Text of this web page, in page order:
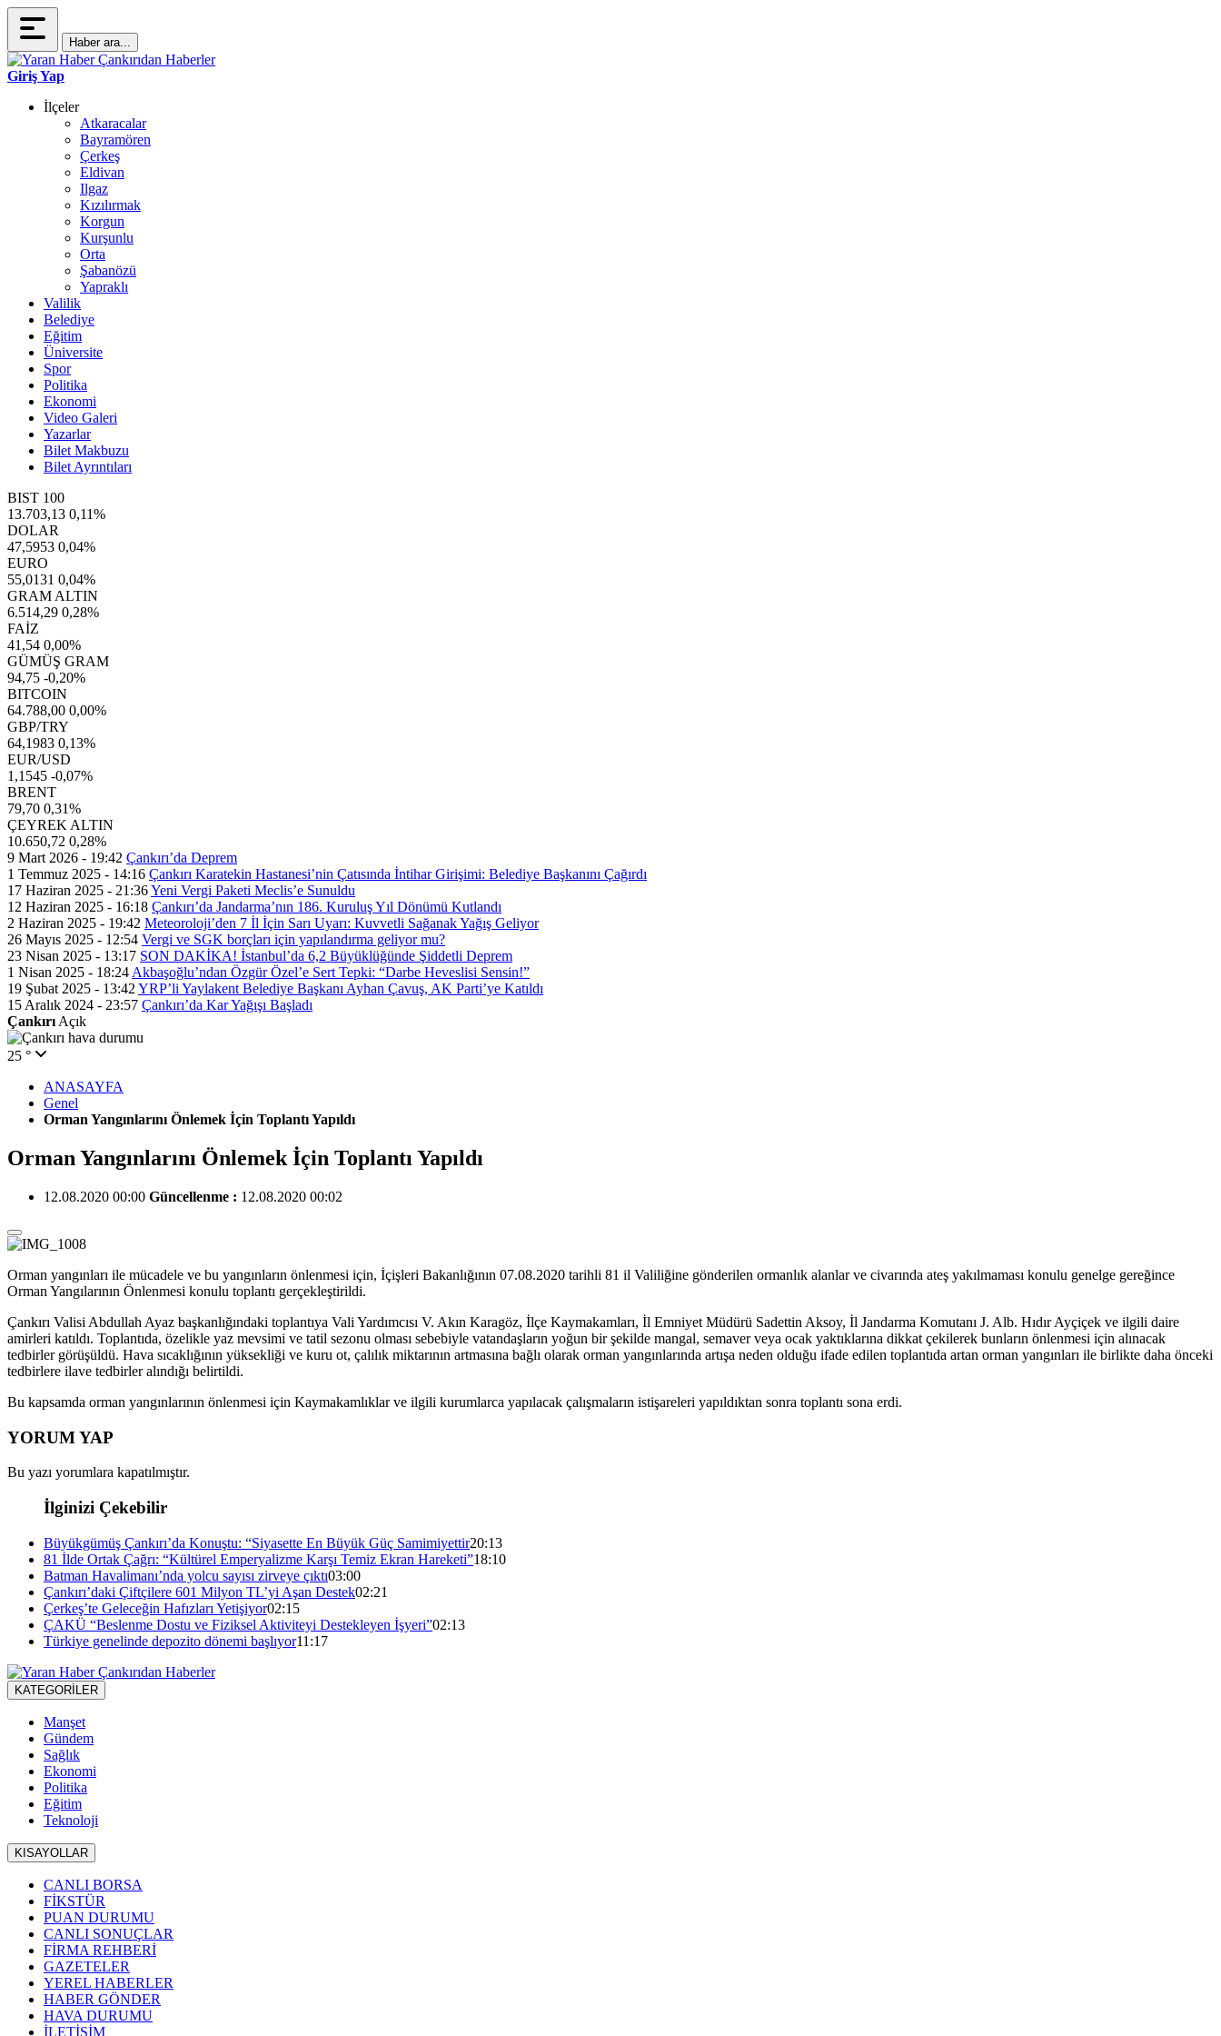
Haber ara...
Giriş Yap
İlçeler
Atkaracalar
Bayramören
Çerkeş
Eldivan
Ilgaz
Kızılırmak
Korgun
Kurşunlu
Orta
Şabanözü
Yapraklı
Valilik
Belediye
Eğitim
Üniversite
Spor
Politika
Ekonomi
Video Galeri
Yazarlar
Bilet Makbuzu
Bilet Ayrıntıları
BIST 100
13.703,13 0,11%
DOLAR
47,5953 0,04%
EURO
55,0131 0,04%
GRAM ALTIN
6.514,29 0,28%
FAİZ
41,54 0,00%
GÜMÜŞ GRAM
94,75 -0,20%
BITCOIN
64.788,00 0,00%
GBP/TRY
64,1983 0,13%
EUR/USD
1,1545 -0,07%
BRENT
79,70 0,31%
ÇEYREK ALTIN
10.650,72 0,28%
9 Mart 2026 - 19:42 Çankırı’da Deprem
1 Temmuz 2025 - 14:16 Çankırı Karatekin Hastanesi’nin Çatısında İntihar Girişimi: Belediye Başkanını Çağırdı
17 Haziran 2025 - 21:36Yeni Vergi Paketi Meclis’e Sunuldu
12 Haziran 2025 - 16:18 Çankırı’da Jandarma’nın 186. Kuruluş Yıl Dönümü Kutlandı
2 Haziran 2025 - 19:42 Meteoroloji’den 7 İl İçin Sarı Uyarı: Kuvvetli Sağanak Yağış Geliyor
26 Mayıs 2025 - 12:54 Vergi ve SGK borçları için yapılandırma geliyor mu?
23 Nisan 2025 - 13:17 SON DAKİKA! İstanbul’da 6,2 Büyüklüğünde Şiddetli Deprem
1 Nisan 2025 - 18:24 Akbaşoğlu’ndan Özgür Özel’e Sert Tepki: “Darbe Heveslisi Sensin!”
19 Şubat 2025 - 13:42 YRP’li Yaylakent Belediye Başkanı Ayhan Çavuş, AK Parti’ye Katıldı
15 Aralık 2024 - 23:57 Çankırı’da Kar Yağışı Başladı
Çankırı Açık
25 °
ANASAYFA
Genel
Orman Yangınlarını Önlemek İçin Toplantı Yapıldı
Orman Yangınlarını Önlemek İçin Toplantı Yapıldı
12.08.2020 00:00 Güncellenme : 12.08.2020 00:02
Orman yangınları ile mücadele ve bu yangınların önlenmesi için, İçişleri Bakanlığının 07.08.2020 tarihli 81 il Valiliğine gönderilen ormanlık alanlar ve civarında ateş yakılmaması konulu genelge gereğince
Orman Yangılarının Önlenmesi konulu toplantı gerçekleştirildi.
Çankırı Valisi Abdullah Ayaz başkanlığındaki toplantıya Vali Yardımcısı V. Akın Karagöz, İlçe Kaymakamları, İl Emniyet Müdürü Sadettin Aksoy, İl Jandarma Komutanı J. Alb. Hıdır Ayçiçek ve ilgili daire
amirleri katıldı. Toplantıda, özelikle yaz mevsimi ve tatil sezonu olması sebebiyle vatandaşların yoğun bir şekilde mangal, semaver veya ocak yaktıklarına dikkat çekilerek bunların önlenmesi için alınacak
tedbirler görüşüldü. Hava sıcaklığının yüksekliği ve kuru ot, çalılık miktarının artmasına bağlı olarak orman yangınlarında artışa neden olduğu ifade edilen toplantıda artan orman yangınları ile birlikte daha önceki
tedbirlere ilave tedbirler alındığı belirtildi.
Bu kapsamda orman yangınlarının önlenmesi için Kaymakamlıklar ve ilgili kurumlarca yapılacak çalışmaların istişareleri yapıldıktan sonra toplantı sona erdi.
YORUM YAP
Bu yazı yorumlara kapatılmıştır.
İlginizi Çekebilir
Büyükgümüş Çankırı’da Konuştu: “Siyasette En Büyük Güç Samimiyettir20:13
81 İlde Ortak Çağrı: “Kültürel Emperyalizme Karşı Temiz Ekran Hareketi”18:10
Batman Havalimanı’nda yolcu sayısı zirveye çıktı03:00
Çankırı’daki Çiftçilere 601 Milyon TL’yi Aşan Destek02:21
Çerkeş’te Geleceğin Hafızları Yetişiyor02:15
ÇAKÜ “Beslenme Dostu ve Fiziksel Aktiviteyi Destekleyen İşyeri”02:13
Türkiye genelinde depozito dönemi başlıyor11:17
KATEGORİLER
Manşet
Gündem
Sağlık
Ekonomi
Politika
Eğitim
Teknoloji
KISAYOLLAR
CANLI BORSA
FİKSTÜR
PUAN DURUMU
CANLI SONUÇLAR
FİRMA REHBERİ
GAZETELER
YEREL HABERLER
HABER GÖNDER
HAVA DURUMU
İLETİŞİM